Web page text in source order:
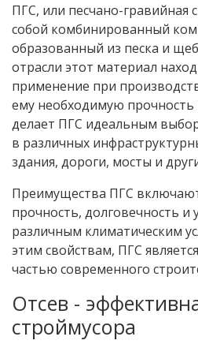
ПГС, или песчано-гравийная
собой комбинированный
образованный из песка и
отрасли этот материал
применение при
ему необходимую прочность
делает ПГС идеальным
в различных
здания, дороги, мосты и
Преимущества ПГС
прочность, долговечность и
различным климатическим
этим свойствам, ПГС
частью современного
Отсев -
строймусора